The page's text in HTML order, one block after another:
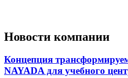
Новости компании
Концепция
NAYADA для учебного